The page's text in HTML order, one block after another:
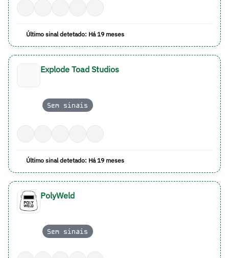
Último sinal detetado: Há 19 meses
Explode Toad Studios
Sem sinais
Último sinal detetado: Há 19 meses
PolyWeld
Sem sinais